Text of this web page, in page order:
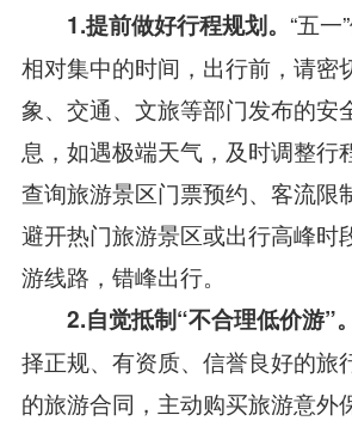
1.提前做好行程规划。 “五
相对集中的时间，出行前，请密
象、交通、文旅等部门发布的安
息，如遇极端天气，及时调整行
查询旅游景区门票预约、客流限
避开热门旅游景区或出行高峰时
游线路，错峰出行。
2.自觉抵制“不合理低价游”。
择正规、有资质、信誉良好的旅
的旅游合同，主动购买旅游意外